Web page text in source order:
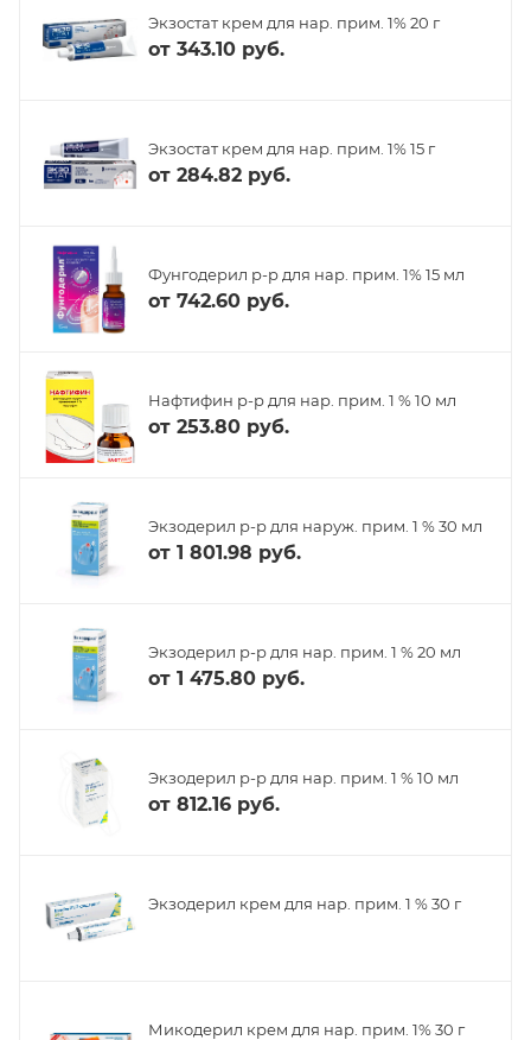
Экзостат крем для нар. прим. 1% 20 г
от 343.10 руб.
Экзостат крем для нар. прим. 1% 15 г
от 284.82 руб.
Фунгодерил р-р для нар. прим. 1% 15 мл
от 742.60 руб.
Нафтифин р-р для нар. прим. 1 % 10 мл
от 253.80 руб.
Экзодерил р-р для наруж. прим. 1 % 30 мл
от 1 801.98 руб.
Экзодерил р-р для нар. прим. 1 % 20 мл
от 1 475.80 руб.
Экзодерил р-р для нар. прим. 1 % 10 мл
от 812.16 руб.
Экзодерил крем для нар. прим. 1 % 30 г
Микодерил крем для нар. прим. 1% 30 г